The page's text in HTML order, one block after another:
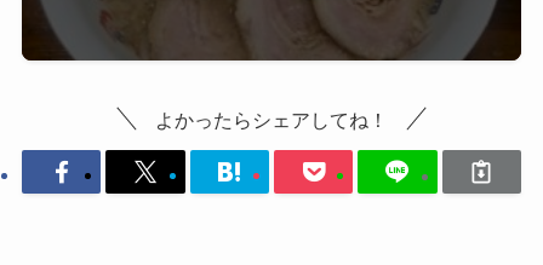
よかったらシェアしてね！